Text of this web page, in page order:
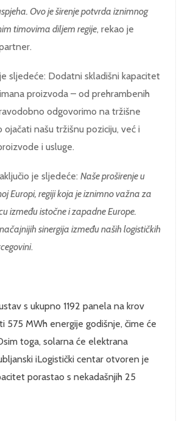
Ovo je širenje potvrda iznimnog
timovima diljem regije, rekao je
sljedeće: Dodatni skladišni kapacitet
proizvoda – od prehrambenih
odgovorimo na tržišne
našu tržišnu poziciju, već i
i usluge.
je sljedeće: Naše proširenje u
Europi, regiji koja je iznimno važna za
između istočne i zapadne Europe.
sinergija između naših logističkih
.
s ukupno 1192 panela na krov
575 MWh energije godišnje, čime će
toga, solarna će elektrana
iLogistički centar otvoren je
porastao s nekadašnjih 25